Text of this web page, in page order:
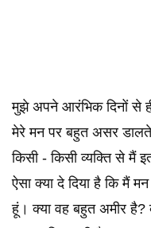
मुझे अपने आरंभिक दिनों से
मेरे मन पर बहुत असर
किसी - किसी व्यक्ति से मैं
ऐसा क्या दे दिया है कि मैं
हूं। क्या वह बहुत अमीर है?